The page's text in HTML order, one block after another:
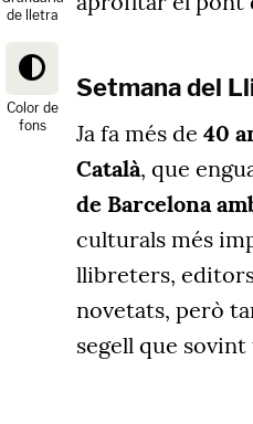
de lletra
Color de
fons
Setmana del
Ja fa més de 40
Català, que
de Barcelona
culturals més
llibreters,
novetats, però
segell que